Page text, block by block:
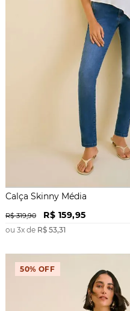
Calça Skinny Média
R$ 319,90 R$ 159,95
ou 3x de R$ 53,31
50% OFF